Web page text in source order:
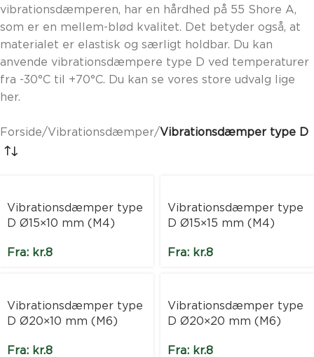
vibrationsdæmperen, har en hårdhed på 55 Shore A,
som er en mellem-blød kvalitet. Det betyder også, at
materialet er elastisk og særligt holdbar. Du kan
anvende vibrationsdæmpere type D ved temperaturer
fra -30°C til +70°C. Du kan se vores store udvalg lige
her.
Forside/Vibrationsdæmper/Vibrationsdæmper type D
Vibrationsdæmper type
D Ø15×10 mm (M4)
Fra: kr.8
Vibrationsdæmper type
D Ø15×15 mm (M4)
Fra: kr.8
Vibrationsdæmper type
D Ø20×10 mm (M6)
Fra: kr.8
Vibrationsdæmper type
D Ø20×20 mm (M6)
Fra: kr.8